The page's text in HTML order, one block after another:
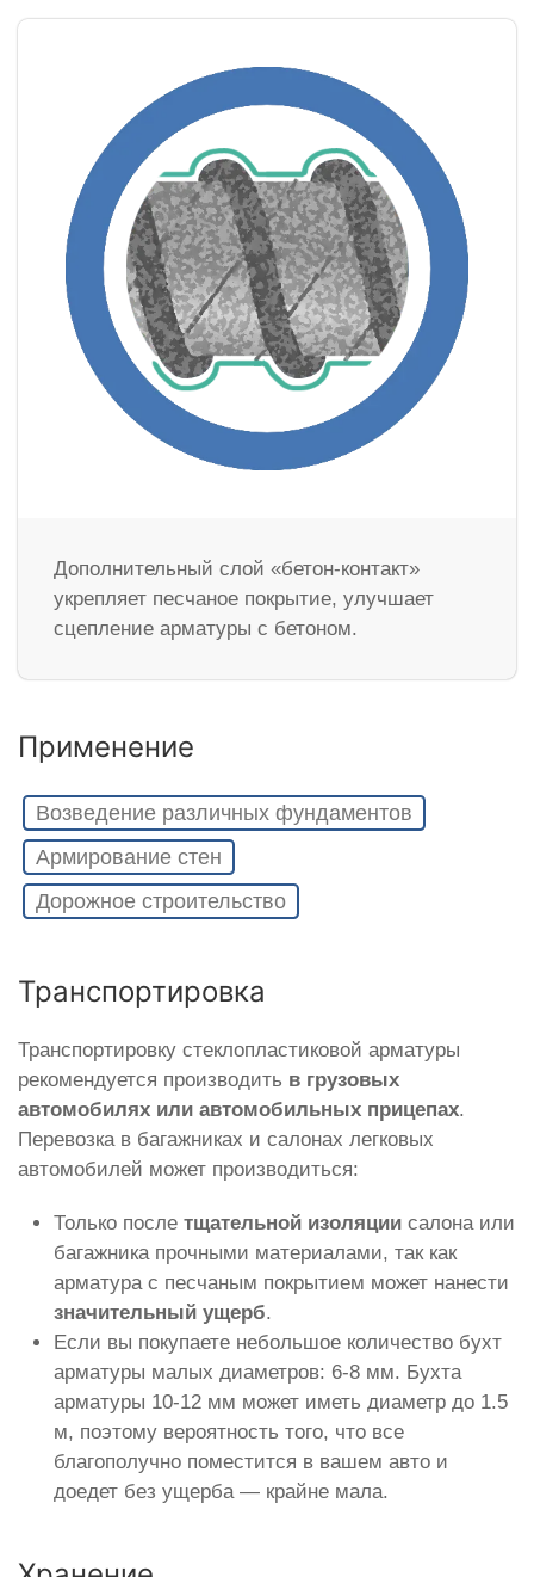
Дополнительный слой «бетон-контакт»
укрепляет песчаное покрытие, улучшает
сцепление арматуры с бетоном.
Применение
Возведение различных фундаментов
Армирование стен
Дорожное строительство
Транспортировка
Транспортировку стеклопластиковой арматуры
рекомендуется производить в грузовых
автомобилях или автомобильных прицепах.
Перевозка в багажниках и салонах легковых
автомобилей может производиться:
Только после тщательной изоляции салона или
багажника прочными материалами, так как
арматура с песчаным покрытием может нанести
значительный ущерб.
Если вы покупаете небольшое количество бухт
арматуры малых диаметров: 6-8 мм. Бухта
арматуры 10-12 мм может иметь диаметр до 1.5
м, поэтому вероятность того, что все
благополучно поместится в вашем авто и
доедет без ущерба — крайне мала.